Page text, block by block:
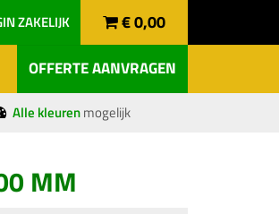
ZAKELIJK € 0,00
OFFERTE AANVRAGEN
Alle kleurenmogelijk
MM